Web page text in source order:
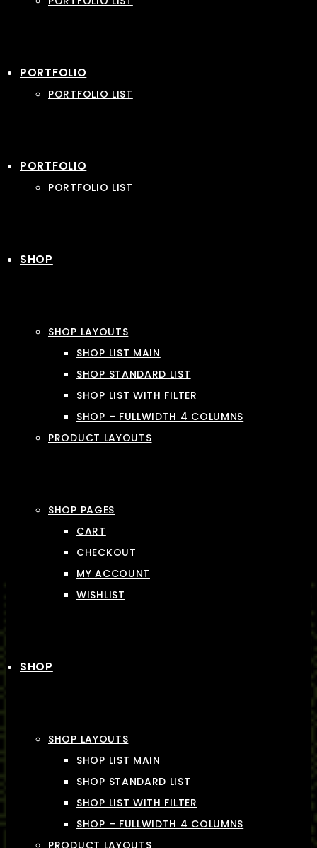
PORTFOLIO
PORTFOLIO LIST
PORTFOLIO
PORTFOLIO LIST
SHOP
SHOP LAYOUTS
SHOP LIST MAIN
SHOP STANDARD LIST
SHOP LIST WITH FILTER
SHOP – FULLWIDTH 4 COLUMNS
PRODUCT LAYOUTS
SHOP PAGES
CART
CHECKOUT
MY ACCOUNT
WISHLIST
SHOP
SHOP LAYOUTS
SHOP LIST MAIN
SHOP STANDARD LIST
SHOP LIST WITH FILTER
SHOP – FULLWIDTH 4 COLUMNS
PRODUCT LAYOUTS